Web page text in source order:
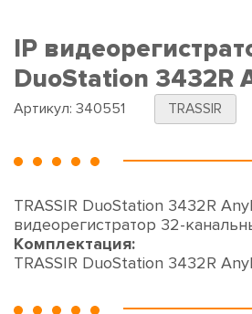
IP
DuoStation 3432R
Артикул: 340551 TRASSIR
TRASSIR DuoStation 3432R
видеорегистратор 32-
Комплектация:
TRASSIR DuoStation 3432R